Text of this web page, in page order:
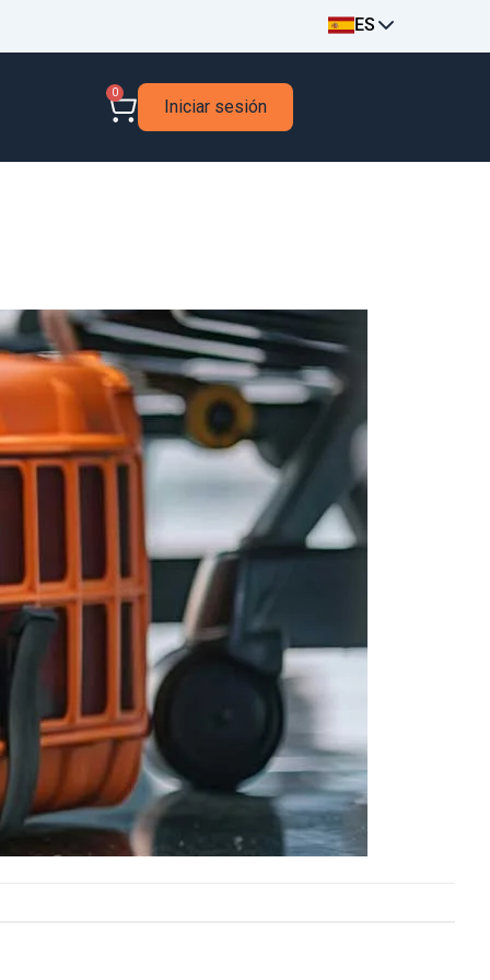
ES
0
Iniciar sesión